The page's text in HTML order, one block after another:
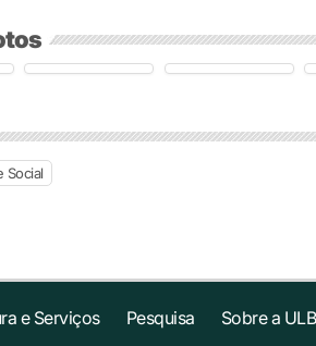
Social
e Serviços Pesquisa Sobre a